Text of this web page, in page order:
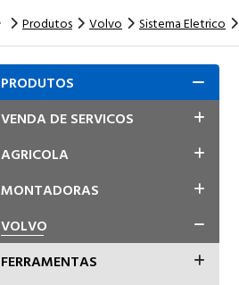
Produtos Volvo Sistema Eletrico
PRODUTOS
VENDA DE SERVICOS
AGRICOLA
MONTADORAS
VOLVO
FERRAMENTAS